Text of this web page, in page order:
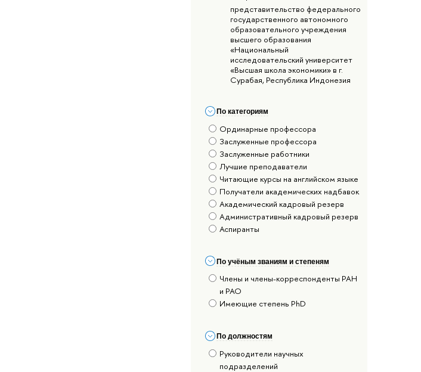
представительство федерального
государственного автономного
образовательного учреждения
высшего образования
«Национальный
исследовательский университет
«Высшая школа экономики» в г.
Сурабая, Республика Индонезия
По категориям
Ординарные профессора
Заслуженные профессора
Заслуженные работники
Лучшие преподаватели
Читающие курсы на английском языке
Получатели академических надбавок
Академический кадровый резерв
Административный кадровый резерв
Аспиранты
По учёным званиям и степеням
Члены и члены-корреспонденты РАН
и РАО
Имеющие степень PhD
По должностям
Руководители научных
подразделений